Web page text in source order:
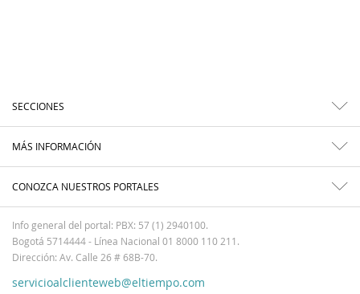
SECCIONES
MÁS INFORMACIÓN
CONOZCA NUESTROS PORTALES
Info general del portal: PBX: 57 (1) 2940100.
Bogotá 5714444 - Línea Nacional 01 8000 110 211.
Dirección: Av. Calle 26 # 68B-70.
servicioalclienteweb@eltiempo.com